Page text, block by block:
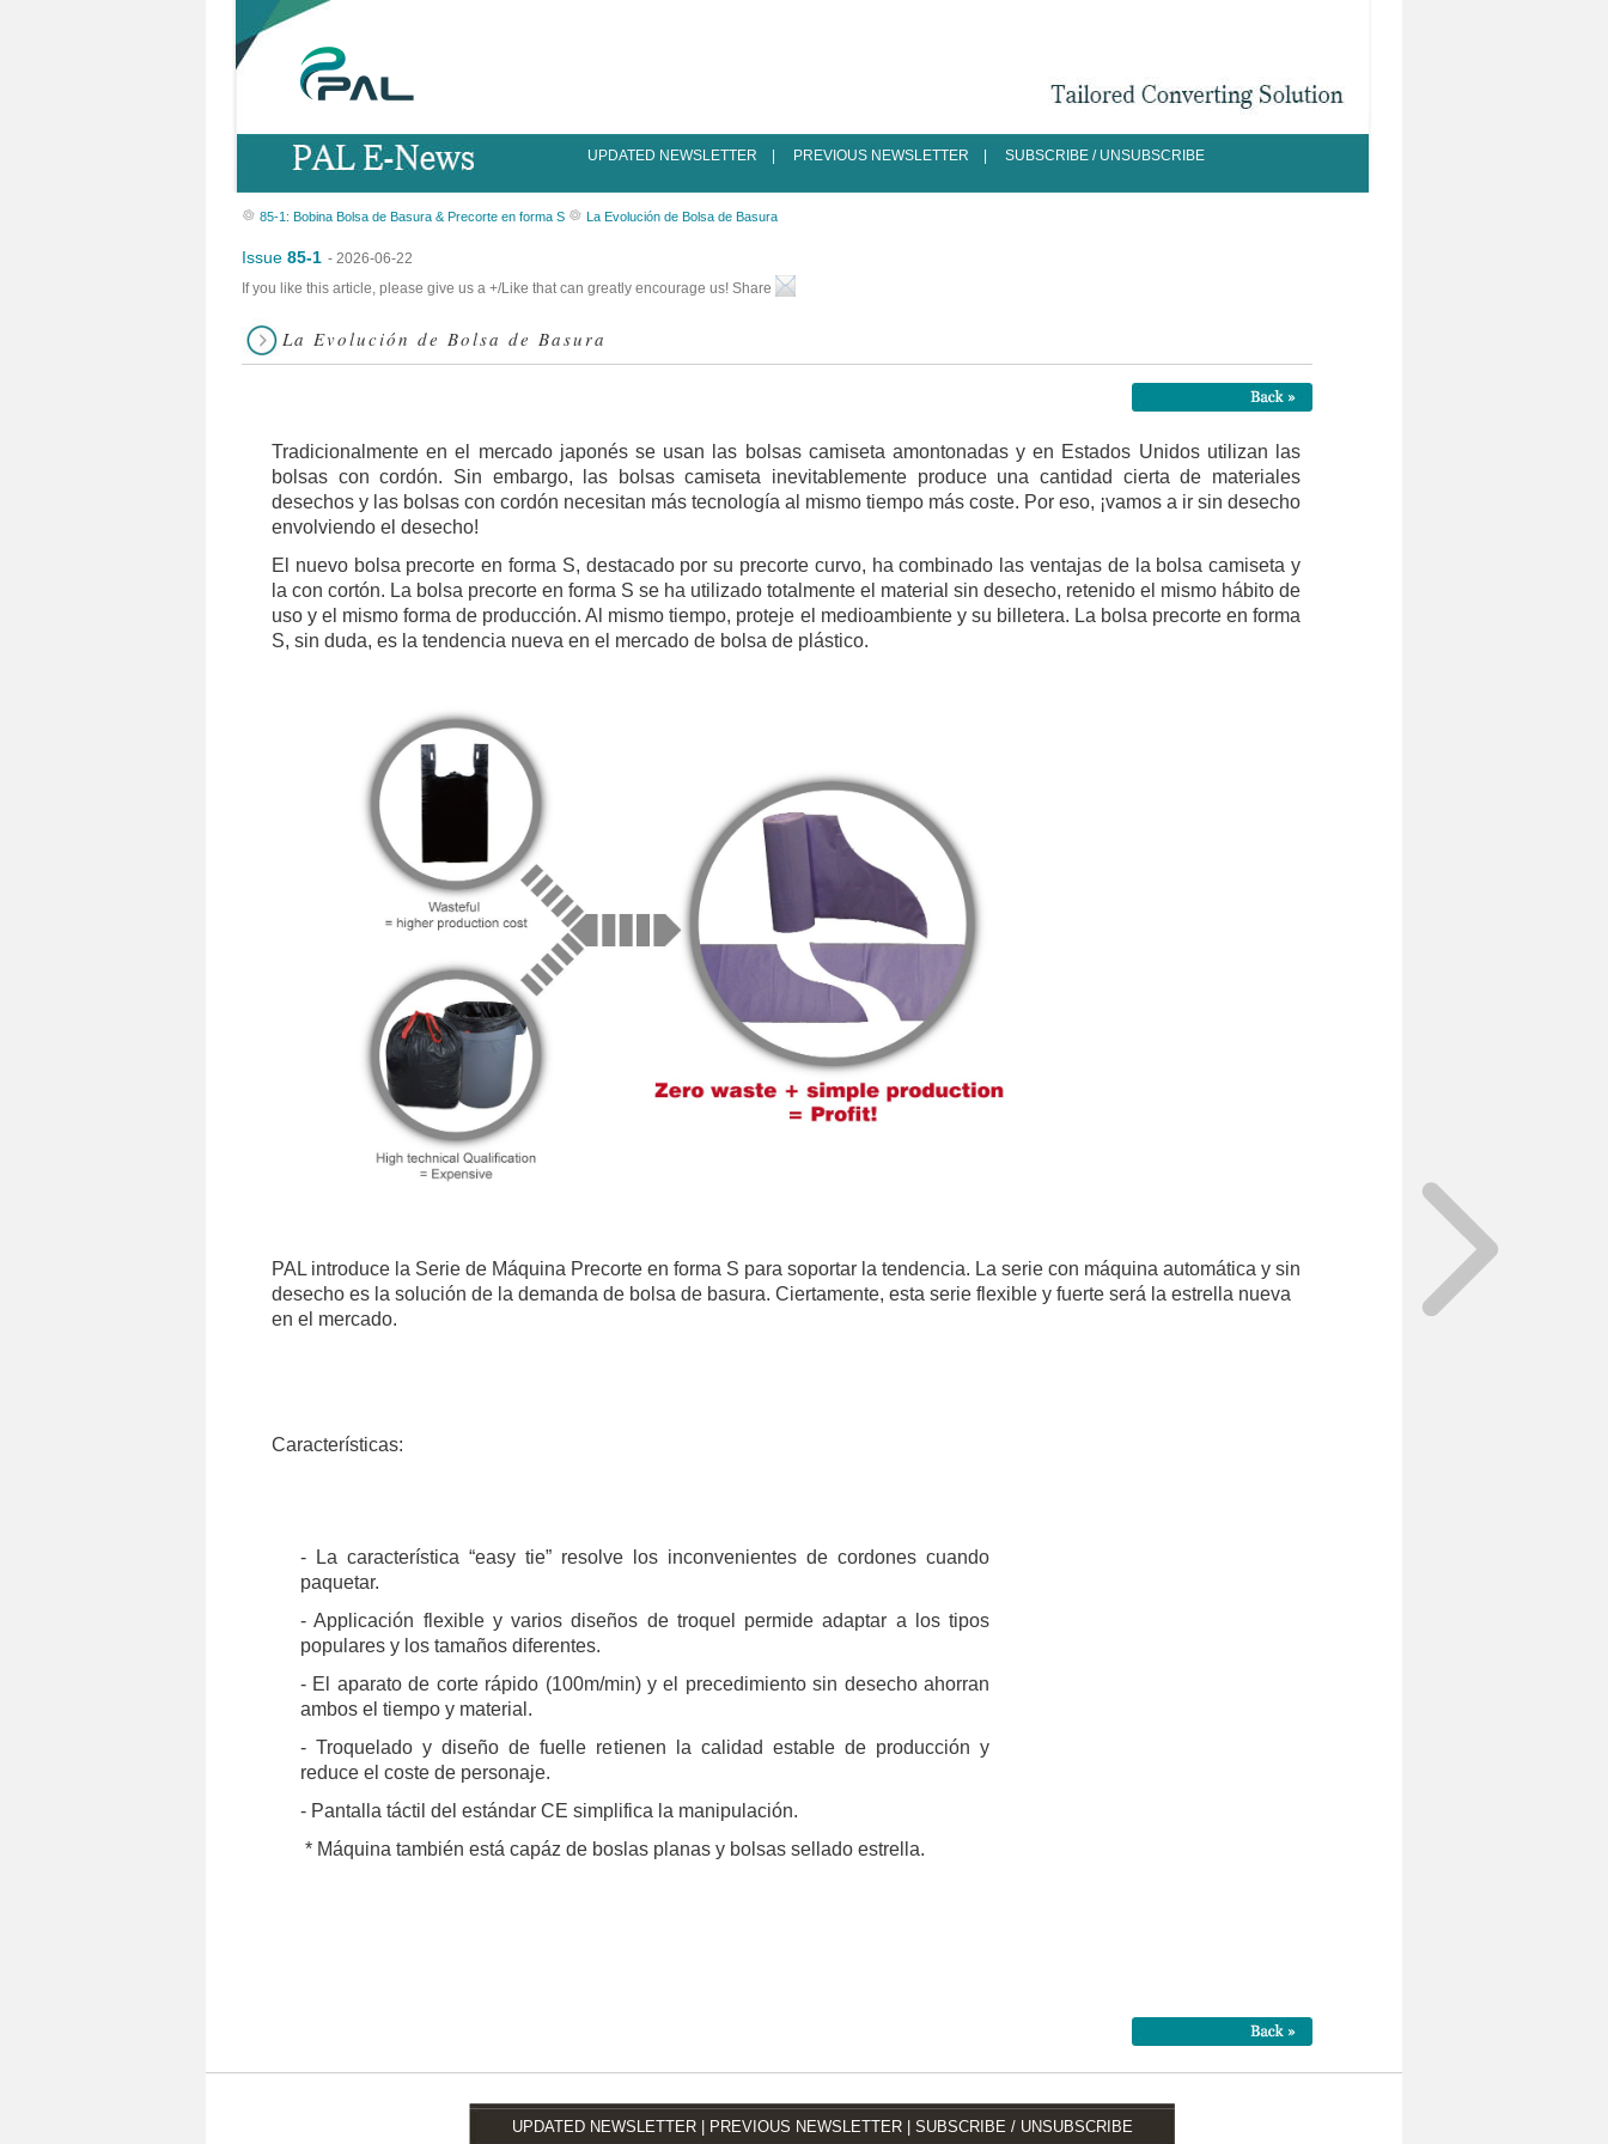
UPDATED NEWSLETTER PREVIOUS NEWSLETTER SUBSCRIBE / UNSUBSCRIBE
85-1: Bobina Bolsa de Basura & Precorte en forma S La Evolución de Bolsa de Basura
Issue 85-1 - 2026-06-22
If you like this article, please give us a +/Like that can greatly encourage us! Share
La Evolución de Bolsa de Basura
Tradicionalmente en el mercado japonés se usan las bolsas camiseta amontonadas y en Estados Unidos utilizan las
bolsas con cordón. Sin embargo, las bolsas camiseta inevitablemente produce una cantidad cierta de materiales
desechos y las bolsas con cordón necesitan más tecnología al mismo tiempo más coste. Por eso, ¡vamos a ir sin desecho
envolviendo el desecho!
El nuevo bolsa precorte en forma S, destacado por su precorte curvo, ha combinado las ventajas de la bolsa camiseta y
la con cortón. La bolsa precorte en forma S se ha utilizado totalmente el material sin desecho, retenido el mismo hábito de
uso y el mismo forma de producción. Al mismo tiempo, proteje el medioambiente y su billetera. La bolsa precorte en forma
S, sin duda, es la tendencia nueva en el mercado de bolsa de plástico.
PAL introduce la Serie de Máquina Precorte en forma S para soportar la tendencia. La serie con máquina automática y sin
desecho es la solución de la demanda de bolsa de basura. Ciertamente, esta serie flexible y fuerte será la estrella nueva
en el mercado.
Características:
-
La característica “easy tie” resolve los inconvenientes de cordones cuando
paquetar.
- Applicación flexible y varios diseños de troquel permide adaptar a los tipos
populares y los tamaños diferentes.
- El aparato de corte rápido (100m/min) y el precedimiento sin desecho ahorran
ambos el tiempo y material.
- Troquelado y diseño de fuelle retienen la calidad estable de producción y
reduce el coste de personaje.
- Pantalla táctil del estándar CE simplifica la manipulación.
* Máquina también está capáz de boslas planas y bolsas sellado estrella.
UPDATED NEWSLETTER| PREVIOUS NEWSLETTER| SUBSCRIBE / UNSUBSCRIBE